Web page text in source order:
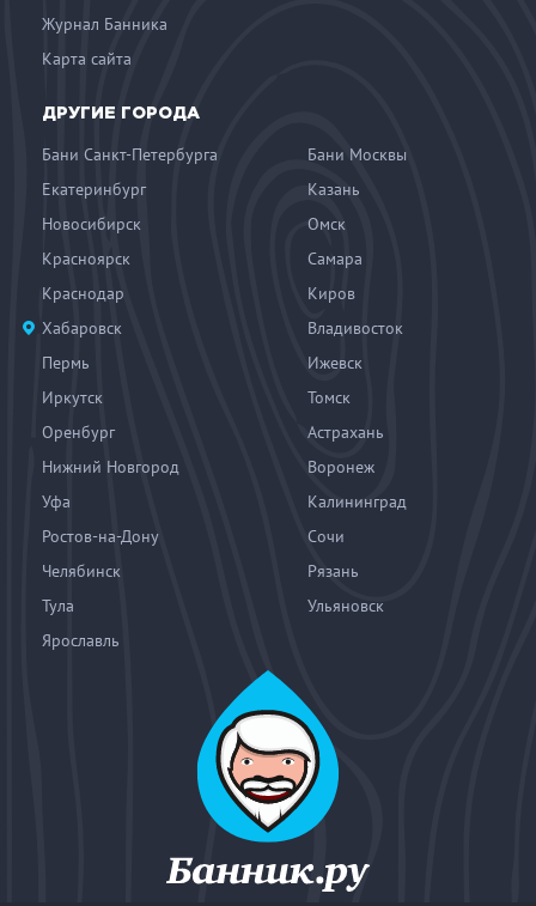
Журнал Банника
Карта сайта
ДРУГИЕ ГОРОДА
Бани Санкт-Петербурга
Бани Москвы
Екатеринбург
Казань
Новосибирск
Омск
Красноярск
Самара
Краснодар
Киров
Хабаровск
Владивосток
Пермь
Ижевск
Иркутск
Томск
Оренбург
Астрахань
Нижний Новгород
Воронеж
Уфа
Калининград
Ростов-на-Дону
Сочи
Челябинск
Рязань
Тула
Ульяновск
Ярославль